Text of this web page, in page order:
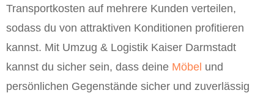
Transportkosten auf mehrere Kunden verteilen,
sodass du von attraktiven Konditionen profitieren
kannst. Mit Umzug & Logistik Kaiser Darmstadt
kannst du sicher sein, dass deine Möbel und
persönlichen Gegenstände sicher und zuverlässig